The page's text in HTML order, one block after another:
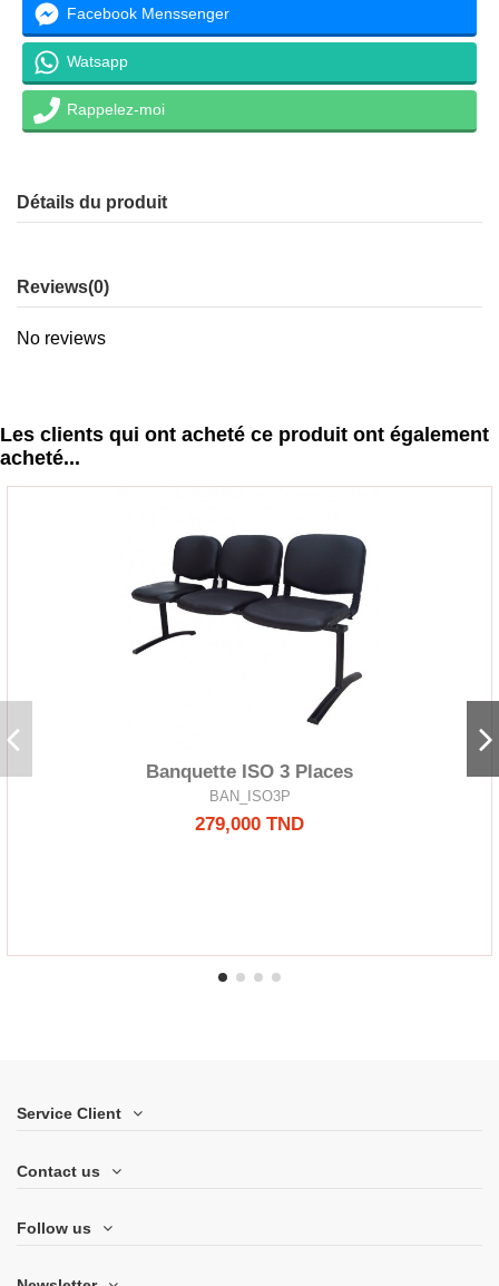
Facebook Menssenger
Watsapp
Rappelez-moi
Détails du produit
Reviews(0)
No reviews
Les clients qui ont acheté ce produit ont également
acheté...
Banquette ISO 3 Places
BAN_ISO3P
279,000 TND
Service Client
Contact us
Follow us